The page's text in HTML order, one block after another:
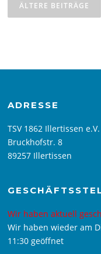
ÄLTERE BEITRÄGE
ADRESSE
TSV 1862 Illertissen e.V.
Bruckhofstr. 8
89257 Illertissen
Wir haben aktuell
Wir haben wieder am
11:30 geöffnet